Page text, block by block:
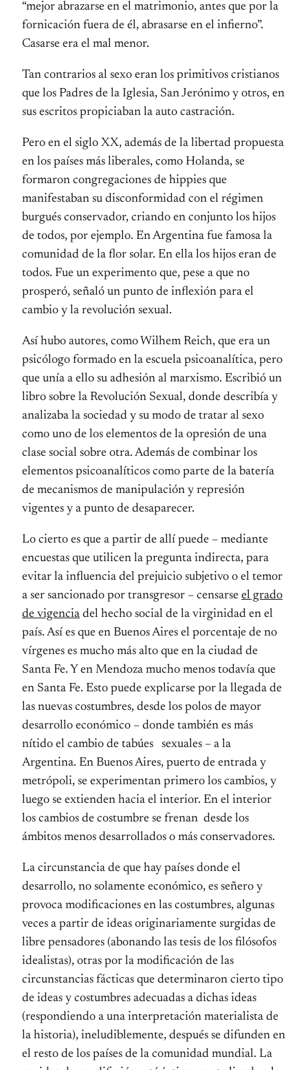
“mejor abrazarse en el matrimonio, antes que por la
fornicación fuera de él, abrasarse en el infierno”.
Casarse era el mal menor.
Tan contrarios al sexo eran los primitivos cristianos
que los Padres de la Iglesia, San Jerónimo y otros, en
sus escritos propiciaban la auto castración.
Pero en el siglo XX, además de la libertad propuesta
en los países más liberales, como Holanda, se
formaron congregaciones de hippies que
manifestaban su disconformidad con el régimen
burgués conservador, criando en conjunto los hijos
de todos, por ejemplo. En Argentina fue famosa la
comunidad de la flor solar. En ella los hijos eran de
todos. Fue un experimento que, pese a que no
prosperó, señaló un punto de inflexión para el
cambio y la revolución sexual.
Así hubo autores, como Wilhem Reich, que era un
psicólogo formado en la escuela psicoanalítica, pero
que unía a ello su adhesión al marxismo. Escribió un
libro sobre la Revolución Sexual, donde describía y
analizaba la sociedad y su modo de tratar al sexo
como uno de los elementos de la opresión de una
clase social sobre otra. Además de combinar los
elementos psicoanalíticos como parte de la batería
de mecanismos de manipulación y represión
vigentes y a punto de desaparecer.
Lo cierto es que a partir de allí puede – mediante
encuestas que utilicen la pregunta indirecta, para
evitar la influencia del prejuicio subjetivo o el temor
a ser sancionado por transgresor – censarse el grado
de vigencia del hecho social de la virginidad en el
país. Así es que en Buenos Aires el porcentaje de no
vírgenes es mucho más alto que en la ciudad de
Santa Fe. Y en Mendoza mucho menos todavía que
en Santa Fe. Esto puede explicarse por la llegada de
las nuevas costumbres, desde los polos de mayor
desarrollo económico – donde también es más
nítido el cambio de tabúes sexuales – a la
Argentina. En Buenos Aires, puerto de entrada y
metrópoli, se experimentan primero los cambios, y
luego se extienden hacia el interior. En el interior
los cambios de costumbre se frenan desde los
ámbitos menos desarrollados o más conservadores.
La circunstancia de que hay países donde el
desarrollo, no solamente económico, es señero y
provoca modificaciones en las costumbres, algunas
veces a partir de ideas originariamente surgidas de
libre pensadores (abonando las tesis de los filósofos
idealistas), otras por la modificación de las
circunstancias fácticas que determinaron cierto tipo
de ideas y costumbres adecuadas a dichas ideas
(respondiendo a una interpretación materialista de
la historia), ineludiblemente, después se difunden en
el resto de los países de la comunidad mundial. La